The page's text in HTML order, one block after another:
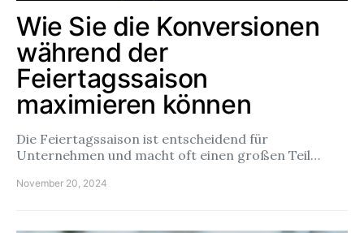
Wie Sie die Konversionen
während der
Feiertagssaison
maximieren können
Die Feiertagssaison ist entscheidend für
Unternehmen und macht oft einen großen Teil…
November 20, 2024